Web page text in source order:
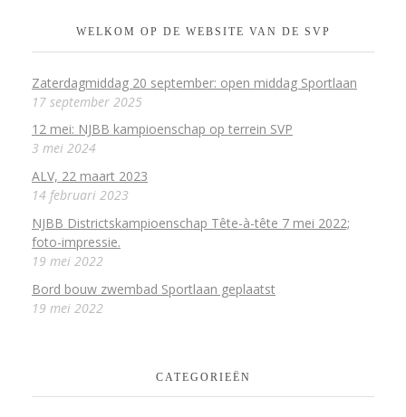
WELKOM OP DE WEBSITE VAN DE SVP
Zaterdagmiddag 20 september: open middag Sportlaan
17 september 2025
12 mei: NJBB kampioenschap op terrein SVP
3 mei 2024
ALV, 22 maart 2023
14 februari 2023
NJBB Districtskampioenschap Tête-à-tête 7 mei 2022;
foto-impressie.
19 mei 2022
Bord bouw zwembad Sportlaan geplaatst
19 mei 2022
CATEGORIEËN